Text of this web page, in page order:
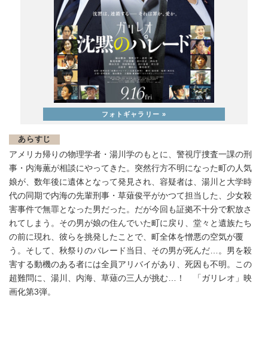
あらすじ
アメリカ帰りの物理学者・湯川学のもとに、警視庁捜査一課の刑
事・内海薫が相談にやってきた。突然行方不明になった町の人気
娘が、数年後に遺体となって発見され、容疑者は、湯川と大学時
代の同期で内海の先輩刑事・草薙俊平がかつて担当した、少女殺
害事件で無罪となった男だった。だが今回も証拠不十分で釈放さ
れてしまう。その男が娘の住んでいた町に戻り、堂々と遺族たち
の前に現れ、彼らを挑発したことで、町全体を憎悪の空気が覆
う。そして、秋祭りのパレード当日、その男が死んだ…。男を殺
害する動機のある者には全員アリバイがあり、死因も不明。この
超難問に、湯川、内海、草薙の三人が挑む…！ 「ガリレオ」映
画化第3弾。